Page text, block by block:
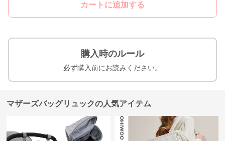
カートに追加する
購入時のルール
必ず購入前にお読みください。
マザーズバッグリュックの人気アイテム